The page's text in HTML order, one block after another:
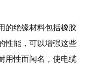
的绝缘材料包括橡胶
性能，可以增强这些
用性而闻名，使电缆